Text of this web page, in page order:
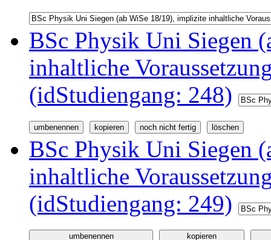
BSc Physik Uni Siegen
inhaltliche
(idStudiengang: 248)
BSc Physik Uni Siegen
inhaltliche
(idStudiengang: 249)